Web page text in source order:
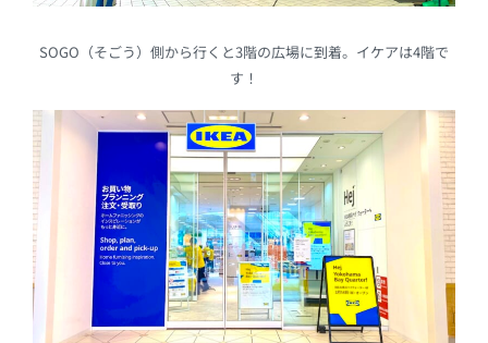
SOGO（そごう）側から行くと3階の広場に到着。イケアは4階で
す！